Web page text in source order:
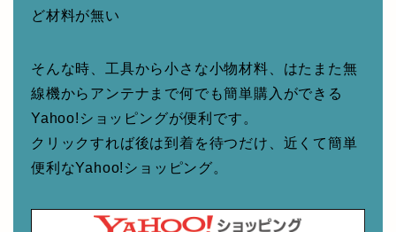
ど材料が無い
そんな時、工具から小さな小物材料、はたまた無
線機からアンテナまで何でも簡単購入ができる
Yahoo!ショッピングが便利です。
クリックすれば後は到着を待つだけ、近くて簡単
便利なYahoo!ショッピング。